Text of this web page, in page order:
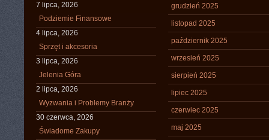
7 lipca, 2026
Podziemie Finansowe
4 lipca, 2026
Sprzęt i akcesoria
3 lipca, 2026
Jelenia Góra
2 lipca, 2026
Wyzwania i Problemy Branży
30 czerwca, 2026
Świadome Zakupy
grudzień 2025
listopad 2025
październik 2025
wrzesień 2025
sierpień 2025
lipiec 2025
czerwiec 2025
maj 2025